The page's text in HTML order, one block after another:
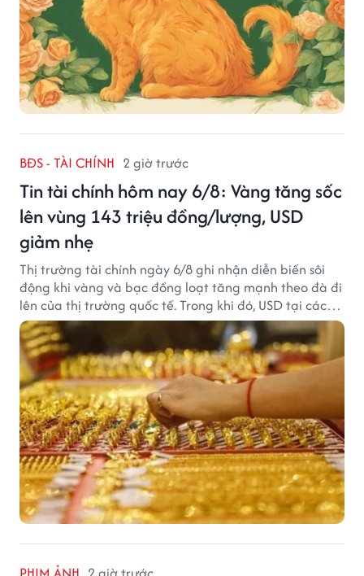
BĐS - TÀI CHÍNH 2 giờ trước
Tin tài chính hôm nay 6/8: Vàng tăng sốc
lên vùng 143 triệu đồng/lượng, USD
giảm nhẹ
Thị trường tài chính ngày 6/8 ghi nhận diễn biến sôi
động khi vàng và bạc đồng loạt tăng mạnh theo đà đi
lên của thị trường quốc tế. Trong khi đó, USD tại các
ngân hàng tiếp tục hạ nhiệt dù tỷ giá trung tâm lập
đỉnh mới.